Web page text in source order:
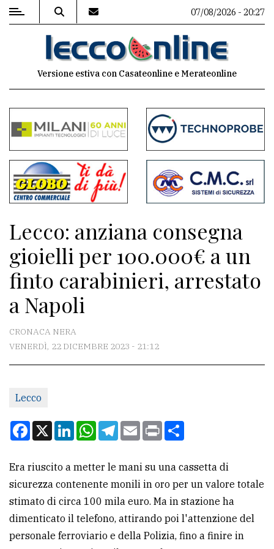
MENU
commenti
Contenuti
del
sito
Meteo
CONTATTI
La
Scrivici
tua
pubblicità
CERCA
Cerca
per
comune
07/08/2026 - 20:27
Versione estiva con Casateonline e Merateonline
Lecco: anziana consegna
gioielli per 100.000€ a un
finto carabinieri, arrestato
a Napoli
CRONACA NERA
VENERDÌ, 22 DICEMBRE 2023 - 21:12
Lecco
Facebook
X LinkedInWhatsApp
Telegram
EmailPrint
Era riuscito a metter le mani su una cassetta di
sicurezza contenente monili in oro per un valore totale
stimato di circa 100 mila euro. Ma in stazione ha
dimenticato il telefono, attirando poi l'attenzione del
personale ferroviario e della Polizia, fino a finire in